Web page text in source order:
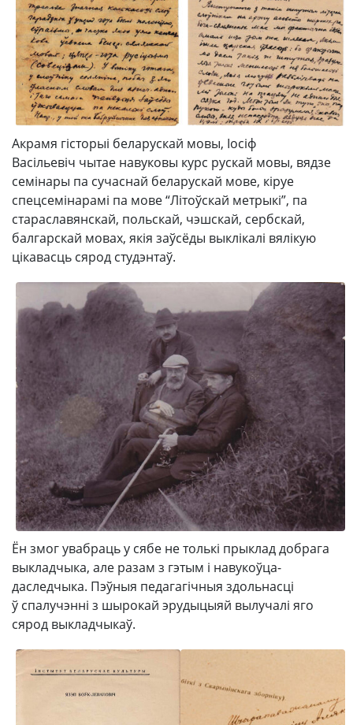
Акрамя гісторыі беларускай мовы, Іосіф
Васільевіч чытае навуковы курс рускай мовы, вядзе
семінары па сучаснай беларускай мове, кіруе
спецсемінарамі па мове “Літоўскай метрыкі”, па
стараславянскай, польскай, чэшскай, сербскай,
балгарскай мовах, якія заўсёды выклікалі вялікую
цікавасць сярод студэнтаў.
Ён змог увабраць у сябе не толькі прыклад добрага
выкладчыка, але разам з гэтым і навукоўца-
даследчыка. Пэўныя педагагічныя здольнасці
ў спалучэнні з шырокай эрудыцыяй вылучалі яго
сярод выкладчыкаў.